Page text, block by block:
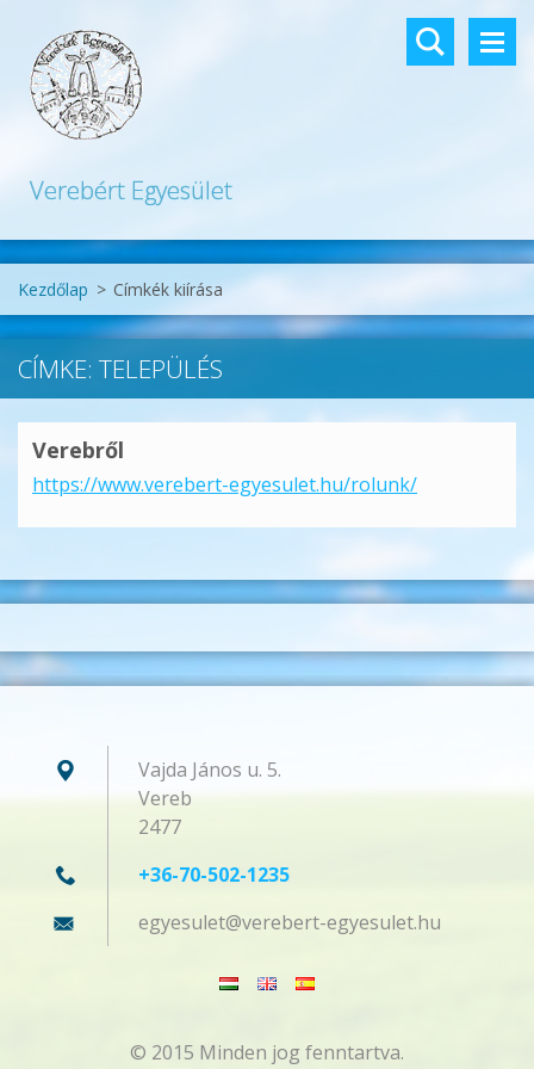
Verebért Egyesület
Kezdőlap > Címkék kiírása
CÍMKE: TELEPÜLÉS
Verebről
https://www.verebert-egyesulet.hu/rolunk/
Vajda János u. 5.
Vereb
2477
+36-70-502-1235
egyesulet@verebert-egyesulet.hu
© 2015 Minden jog fenntartva.